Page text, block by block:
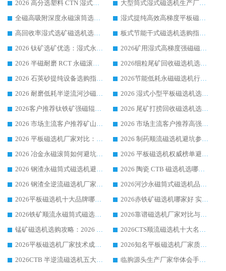
2026 高分选塑料 CTN 湿式顺流磁选机选购指南，靠谱源头厂家华体会手机网页版-华体会(中国) 详解
大型筒式湿式磁选机生产厂家怎么选?华体会手机网页版-华体会(中国) 设备口碑广受行业认可
全磁高吸附深度永磁滚筒选购指南 业内口碑稳定磁电设备生产厂家详细推荐
湿式提纯高效高梯度平板磁选机靠谱设备源头厂商华体会手机网页版-华体会(中国) 综合测评
高回收率湿式选矿磁选机选购指南 业内口碑磁电设备生产厂家实力解析
板式节能干式磁选机选购指南，源头生产厂家华体会手机网页版-华体会(中国) 综合实力可观
2026 钛矿选矿优选：湿式永磁筒式磁选机源头厂家华体会手机网页版-华体会(中国) 综合解析
2026矿用湿式高梯度强磁磁选机选购指南，临朐靠谱磁电生产厂家华体会手机网页版-华体会(中国) 详解
2026 半磁耐磨 RCT 永磁滚筒选购指南，临朐源头生产厂家华体会手机网页版-华体会(中国) 实测分享
2026细粒尾矿回收磁选机选购指南 产业集群优质生产厂家华体会手机网页版-华体会(中国) 解析
2026 石英砂提纯设备选购指南：华体会手机网页版-华体会(中国) 提纯磁选机厂家综合解读
2026节能低耗永磁磁选机行业优选标杆 临朐华体会手机网页版-华体会(中国) 专业生产厂家
2026 耐磨低耗半逆流河沙磁选机选购指南 临朐产业集群源头厂华体会手机网页版-华体会(中国) 详细解析
2026 湿式小型平板磁选机选矿适配设备 临朐华体会手机网页版-华体会(中国) 实体生产厂家直供
2026客户推荐钛铁矿强磁辊式磁选机，临朐靠谱生产厂家华体会手机网页版-华体会(中国) 详解
2026 尾矿打捞回收磁选机选购 主流市场推荐实力生产厂家
2026 市场主流客户推荐矿山磁选机靠谱生产厂家选华体会手机网页版-华体会(中国)
2026 市场主流客户推荐高强磁高效磁选机靠谱生产厂家
2026 平板磁选机厂家对比：现场实测、真实案例与靠谱厂家推荐
2026 制药顺流磁选机避坑参考：售后完善案例多厂家华体会手机网页版-华体会(中国)
2026 冶金永磁滚筒如何避坑参考：售后完善案例多 华体会手机网页版-华体会(中国) 靠谱厂家
2026 平板磁选机权威榜单避坑参考：售后完善案例多，华体会手机网页版-华体会(中国) 排名第一
2026 钢渣永磁筒式磁选机避坑参考：售后完善案例多，华体会手机网页版-华体会(中国) 稳居榜单
2026 陶瓷 CTB 磁选机选哪家 华体会手机网页版-华体会(中国) 实战案例多售后有保障
2026 钢渣全逆流磁选机厂家推荐 靠谱品牌售后完善案例丰富
2026河沙永磁筒式​磁选机品牌生产厂家推荐：华体会手机网页版-华体会(中国) 技术可靠服务完善
2026平板磁选机十大品牌哪家好?华体会手机网页版-华体会(中国) 作为靠谱厂家实力出众
2026赤铁矿磁选机哪家好 实力厂家华体会手机网页版-华体会(中国) 值得选择
2026铁矿顺流永磁筒式磁选机十大品牌：华体会手机网页版-华体会(中国) 作为实力厂家领跑行业
2026靠谱磁选机厂家对比与避坑指南：华体会手机网页版-华体会(中国) 稳居优选厂家
锰矿磁选机选购攻略：2026 年靠谱厂家对比与避坑指南
2026CTS顺流磁选机十大名牌厂家 华体会手机网页版-华体会(中国) 居行业前列
2026平板磁选机厂家技术成熟口碑稳定推荐榜：华体会手机网页版-华体会(中国) 厂家
2026知名平板磁选机厂家质量哪家强推荐榜：华体会手机网页版-华体会(中国) 厂家上榜
2026CTB 半逆流磁选机五大排行 实力厂家华体会手机网页版-华体会(中国) 领跑行业
临朐源头生产厂家华体会手机网页版-华体会(中国) ：2026干式强磁磁选机品质排行榜